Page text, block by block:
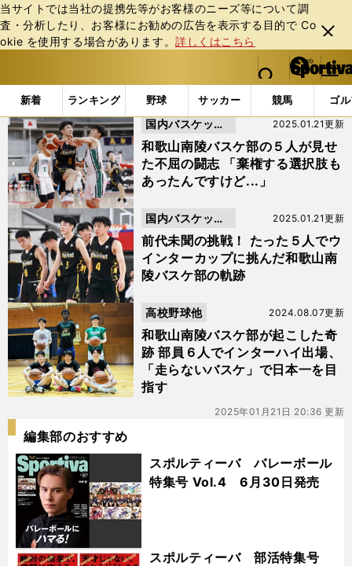
当サイトでは当社の提携先等がお客様のニーズ等について調
査・分析したり、お客様にお勧めの広告を表⽰する⽬的で Co
okie を使⽤する場合があります。詳しくはこちら
閉じ
る
web Sportiva (webスポルティーバ)
検索
マイペ
ー
ジ
メニュ
新着 ランキング 野球 サッカー 競馬 ゴ
b
ス
ポ
ル
テ
ィ
ー
バ
「#紺野翔太」の最新ニュース・ 情報
和歌山南陵バスケ部の５人が見せ
た不屈の闘志 「棄権する選択肢も
あったんですけど...」
2025.01.21更新
国内バスケット
ボール
前代未聞の挑戦！ たった５人でウ
インターカップに挑んだ和歌山南
陵バスケ部の軌跡
2025.01.21更新
国内バスケット
ボール
和歌山南陵バスケ部が起こした奇
跡 部員６人でインターハイ出場、
「走らないバスケ」で日本一を目
指す
2024.08.07更新
高校野球他
2025年01月21日 20:36 更新
編集部のおすすめ
スポルティーバ バレーボール
特集号 Vol.4 6月30日発売
スポルティーバ 部活特集号